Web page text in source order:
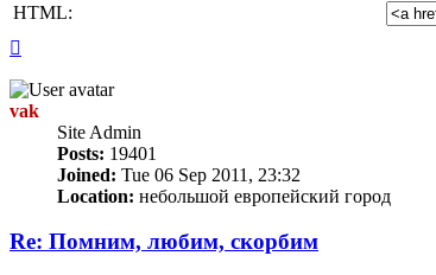
HTML:
vak
Site Admin
Posts: 19401
Joined: Tue 06 Sep 2011, 23:32
Location: небольшой европейский город
Re: Помним, любим, скорбим